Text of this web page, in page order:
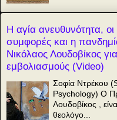
Η αγία ανευθυνότητα, οι
συμφορές και η
Νικόλαος Λουδοβίκος
εμβολιασμούς (Video)
Σοφία Ντρέκου
Psychology) Ο
Λουδοβίκος ,
θεολόγο...